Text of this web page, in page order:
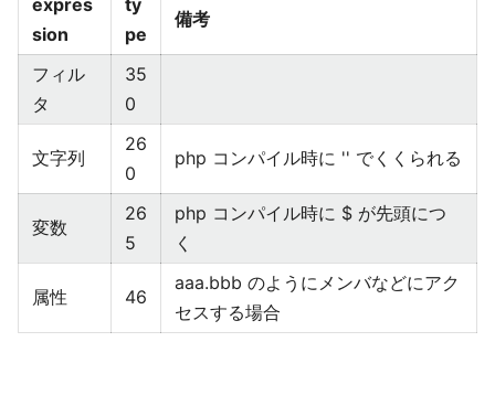
sion
pe
備考
フィル
タ
35
0
文字列
26
0
php コンパイル時に '' でくくられる
変数
26
5
php コンパイル時に $ が先頭につ
く
属性 46
aaa.bbb のようにメンバなどにアク
セスする場合